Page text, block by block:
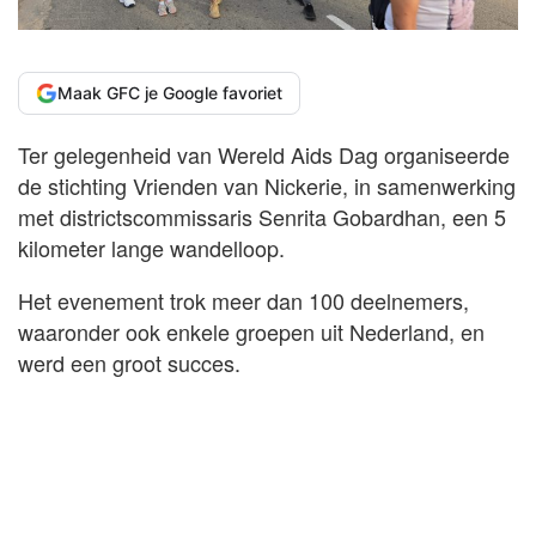
Maak GFC je Google favoriet
Ter gelegenheid van Wereld Aids Dag organiseerde
de stichting Vrienden van Nickerie, in samenwerking
met districtscommissaris Senrita Gobardhan, een 5
kilometer lange wandelloop.
Het evenement trok meer dan 100 deelnemers,
waaronder ook enkele groepen uit Nederland, en
werd een groot succes.